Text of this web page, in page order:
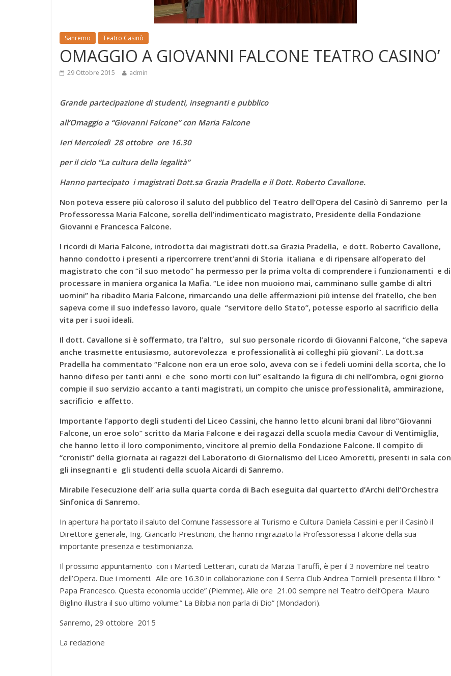
Sanremo Teatro Casinò
OMAGGIO A GIOVANNI FALCONE TEATRO CASINO’
29 Ottobre 2015 admin
Grande partecipazione di studenti, insegnanti e pubblico
all’Omaggio a “Giovanni Falcone” con Maria Falcone
Ieri Mercoledì 28 ottobre ore 16.30
per il ciclo “La cultura della legalità”
Hanno partecipato i magistrati Dott.sa Grazia Pradella e il Dott. Roberto Cavallone.
Non poteva essere più caloroso il saluto del pubblico del Teatro dell’Opera del Casinò di Sanremo per la
Professoressa Maria Falcone, sorella dell’indimenticato magistrato, Presidente della Fondazione
Giovanni e Francesca Falcone.
I ricordi di Maria Falcone, introdotta dai magistrati dott.sa Grazia Pradella, e dott. Roberto Cavallone,
hanno condotto i presenti a ripercorrere trent’anni di Storia italiana e di ripensare all’operato del
magistrato che con “il suo metodo” ha permesso per la prima volta di comprendere i funzionamenti e di
processare in maniera organica la Mafia. “Le idee non muoiono mai, camminano sulle gambe di altri
uomini” ha ribadito Maria Falcone, rimarcando una delle affermazioni più intense del fratello, che ben
sapeva come il suo indefesso lavoro, quale “servitore dello Stato”, potesse esporlo al sacrificio della
vita per i suoi ideali.
Il dott. Cavallone si è soffermato, tra l’altro, sul suo personale ricordo di Giovanni Falcone, “che sapeva
anche trasmette entusiasmo, autorevolezza e professionalità ai colleghi più giovani”. La dott.sa
Pradella ha commentato “Falcone non era un eroe solo, aveva con se i fedeli uomini della scorta, che lo
hanno difeso per tanti anni e che sono morti con lui” esaltando la figura di chi nell’ombra, ogni giorno
compie il suo servizio accanto a tanti magistrati, un compito che unisce professionalità, ammirazione,
sacrificio e affetto.
Importante l’apporto degli studenti del Liceo Cassini, che hanno letto alcuni brani dal libro”Giovanni
Falcone, un eroe solo” scritto da Maria Falcone e dei ragazzi della scuola media Cavour di Ventimiglia,
che hanno letto il loro componimento, vincitore al premio della Fondazione Falcone. Il compito di
“cronisti” della giornata ai ragazzi del Laboratorio di Giornalismo del Liceo Amoretti, presenti in sala con
gli insegnanti e gli studenti della scuola Aicardi di Sanremo.
Mirabile l’esecuzione dell’ aria sulla quarta corda di Bach eseguita dal quartetto d’Archi dell’Orchestra
Sinfonica di Sanremo.
In apertura ha portato il saluto del Comune l’assessore al Turismo e Cultura Daniela Cassini e per il Casinò il
Direttore generale, Ing. Giancarlo Prestinoni, che hanno ringraziato la Professoressa Falcone della sua
importante presenza e testimonianza.
Il prossimo appuntamento con i Martedì Letterari, curati da Marzia Taruffi, è per il 3 novembre nel teatro
dell’Opera. Due i momenti. Alle ore 16.30 in collaborazione con il Serra Club Andrea Tornielli presenta il libro: “
Papa Francesco. Questa economia uccide” (Piemme). Alle ore 21.00 sempre nel Teatro dell’Opera Mauro
Biglino illustra il suo ultimo volume:” La Bibbia non parla di Dio” (Mondadori).
Sanremo, 29 ottobre 2015
La redazione